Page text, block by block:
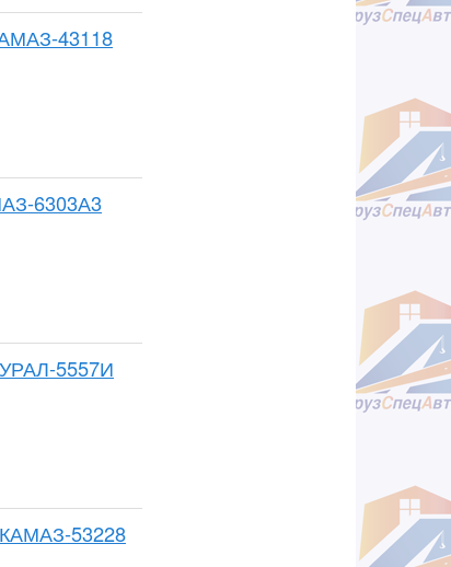
43118
6303А3
5557И
53228